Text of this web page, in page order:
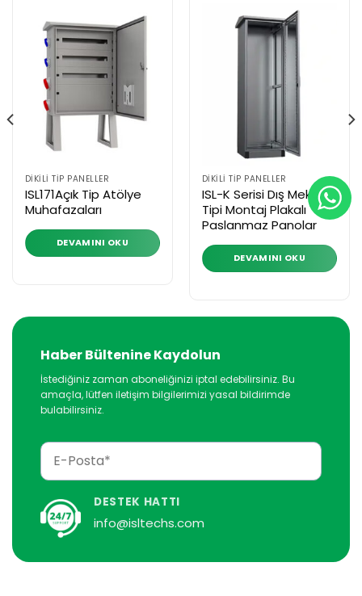
DIKILI TIP PANELLER
ISL171Açık Tip Atölye
Muhafazaları
DEVAMINI OKU
DIKILI TIP PANELLER
ISL-K Serisi Dış Mekan
Tipi Montaj Plakalı
Paslanmaz Panolar
DEVAMINI OKU
Haber Bültenine Kaydolun
İstediğiniz zaman aboneliğinizi iptal edebilirsiniz. Bu
amaçla, lütfen iletişim bilgilerimizi yasal bildirimde
bulabilirsiniz.
DESTEK HATTI
info@isltechs.com